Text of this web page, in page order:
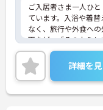
ご入居者さま一人ひ
ています。入浴や着
なく、旅行や外食へ
画など、「その人ら
きるのが大きな特徴
に共有し、笑顔を引き
の業務を通じて深い
す。
＜手厚い研修とサポ
詳細を